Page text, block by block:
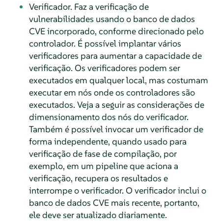
Verificador. Faz a verificação de
vulnerabilidades usando o banco de dados
CVE incorporado, conforme direcionado pelo
controlador. É possível implantar vários
verificadores para aumentar a capacidade de
verificação. Os verificadores podem ser
executados em qualquer local, mas costumam
executar em nós onde os controladores são
executados. Veja a seguir as considerações de
dimensionamento dos nós do verificador.
Também é possível invocar um verificador de
forma independente, quando usado para
verificação de fase de compilação, por
exemplo, em um pipeline que aciona a
verificação, recupera os resultados e
interrompe o verificador. O verificador inclui o
banco de dados CVE mais recente, portanto,
ele deve ser atualizado diariamente.